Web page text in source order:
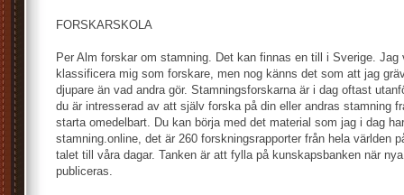
FORSKARSKOLA
Per Alm forskar om stamning. Det kan finnas en till i Sverige.
klassificera mig som forskare, men nog känns det som att jag
djupare än vad andra gör. Stamningsforskarna är i dag oftast
du är intresserad av att själv forska på din eller andras stamning
starta omedelbart. Du kan börja med det material som jag i dag
stamning.online, det är 260 forskningsrapporter från hela världen
talet till våra dagar. Tanken är att fylla på kunskapsbanken när
publiceras.